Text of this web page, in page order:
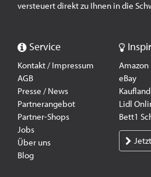
versteuert direkt zu Ihnen in die
Service
Kontakt / Impressum
AGB
Presse / News
Partnerangebot
Partner-Shops
Jobs
Über uns
Blog
Amazon
eBay
Kaufland
Lidl
Bett1